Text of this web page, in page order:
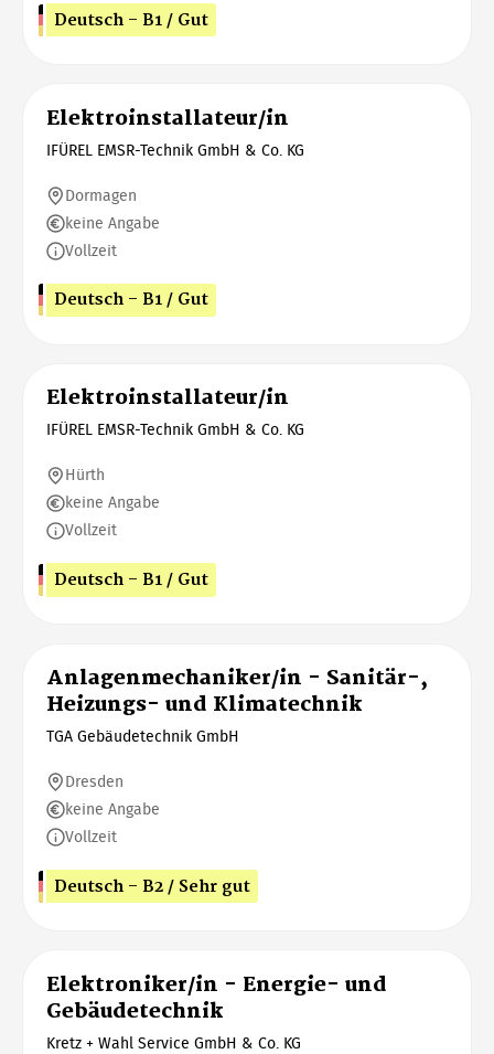
Deutsch - B1 / Gut
Elektroinstallateur/in
IFÜREL EMSR-Technik GmbH & Co. KG
Dormagen
keine Angabe
Vollzeit
Deutsch - B1 / Gut
Elektroinstallateur/in
IFÜREL EMSR-Technik GmbH & Co. KG
Hürth
keine Angabe
Vollzeit
Deutsch - B1 / Gut
Anlagenmechaniker/in - Sanitär-,
Heizungs- und Klimatechnik
TGA Gebäudetechnik GmbH
Dresden
keine Angabe
Vollzeit
Deutsch - B2 / Sehr gut
Elektroniker/in - Energie- und
Gebäudetechnik
Kretz + Wahl Service GmbH & Co. KG